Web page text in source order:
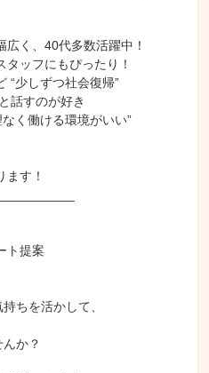
Excel VLOOKUP関数
広く、40代多数活躍中！
“少しずつ社会復帰”
話すのが好き
く働ける環境がいい”
ます！
ト提案
ちを活かして、
か？